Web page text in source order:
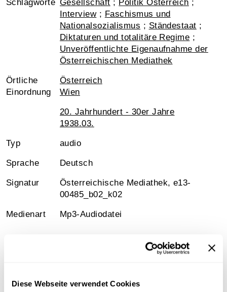
Diese Webseite verwendet Cookies
Schlagworte Gesellschaft ; Politik Österreich ;
Interview; Faschismus und
Nationalsozialismus ; Ständestaat ;
Diktaturen und totalitäre Regime ;
Unveröffentlichte Eigenaufnahme der
Österreichischen Mediathek
Örtliche
Einordnung
Österreich
Wien
20. Jahrhundert - 30er Jahre
1938.03.
Typ audio
Sprache Deutsch
Signatur
Österreichische Mediathek, e13-
00485_b02_k02
Medienart Mp3-Audiodatei